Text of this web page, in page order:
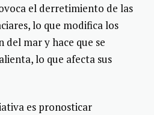
el derretimiento de las
lo que modifica los
mar y hace que se
lo que afecta sus
es pronosticar